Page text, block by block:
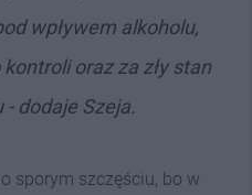
wpływem alkoholu,
oraz za zły stan
dodaje Szeja.
sporym szczęściu, bo w